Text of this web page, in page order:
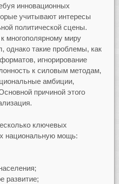
инновационных
учитывают интересы
политической сцены.
многополярному миру
однако такие проблемы, как
игнорирование
к силовым методам,
амбиции,
причиной этого
ключевых
национальную мощь:
развитие;